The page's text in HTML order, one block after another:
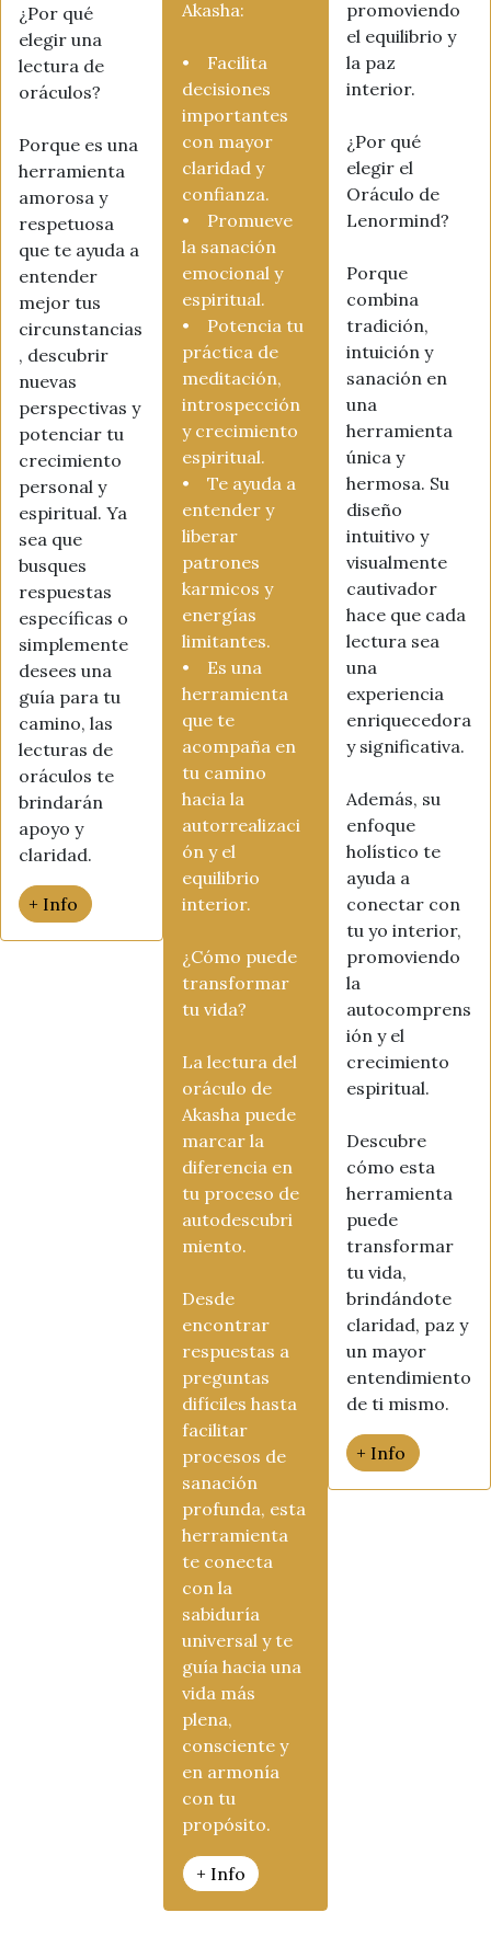
¿Por qué
elegir una
lectura de
oráculos?
Porque es una
herramienta
amorosa y
respetuosa
que te ayuda a
entender
mejor tus
circunstancias
, descubrir
nuevas
perspectivas y
potenciar tu
crecimiento
personal y
espiritual. Ya
sea que
busques
respuestas
específicas o
simplemente
desees una
guía para tu
camino, las
lecturas de
oráculos te
brindarán
apoyo y
claridad.
+ Info
Akasha:
• Facilita
decisiones
importantes
con mayor
claridad y
confianza.
• Promueve
la sanación
emocional y
espiritual.
• Potencia tu
práctica de
meditación,
introspección
y crecimiento
espiritual.
• Te ayuda a
entender y
liberar
patrones
karmicos y
energías
limitantes.
• Es una
herramienta
que te
acompaña en
tu camino
hacia la
autorrealizaci
ón y el
equilibrio
interior.
¿Cómo puede
transformar
tu vida?
La lectura del
oráculo de
Akasha puede
marcar la
diferencia en
tu proceso de
autodescubri
miento.
Desde
encontrar
respuestas a
preguntas
difíciles hasta
facilitar
procesos de
sanación
profunda, esta
herramienta
te conecta
con la
sabiduría
universal y te
guía hacia una
vida más
plena,
consciente y
en armonía
con tu
propósito.
+ Info
promoviendo
el equilibrio y
la paz
interior.
¿Por qué
elegir el
Oráculo de
Lenormind?
Porque
combina
tradición,
intuición y
sanación en
una
herramienta
única y
hermosa. Su
diseño
intuitivo y
visualmente
cautivador
hace que cada
lectura sea
una
experiencia
enriquecedora
y significativa.
Además, su
enfoque
holístico te
ayuda a
conectar con
tu yo interior,
promoviendo
la
autocomprens
ión y el
crecimiento
espiritual.
Descubre
cómo esta
herramienta
puede
transformar
tu vida,
brindándote
claridad, paz y
un mayor
entendimiento
de ti mismo.
+ Info